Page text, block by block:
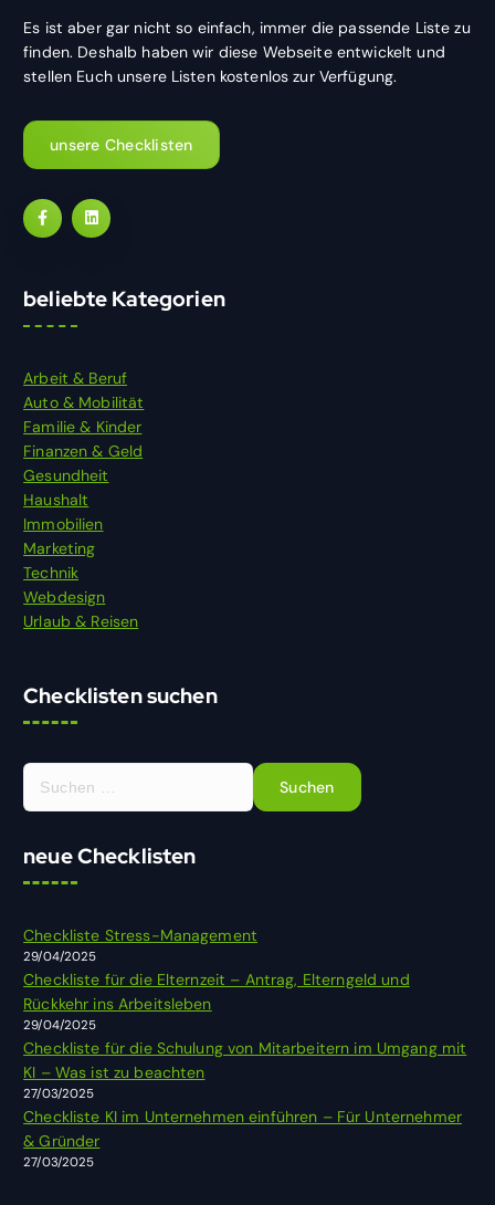
Es ist aber gar nicht so einfach, immer die passende Liste zu
finden. Deshalb haben wir diese Webseite entwickelt und
stellen Euch unsere Listen kostenlos zur Verfügung.
unsere Checklisten
beliebte Kategorien
Arbeit & Beruf
Auto & Mobilität
Familie & Kinder
Finanzen & Geld
Gesundheit
Haushalt
Immobilien
Marketing
Technik
Webdesign
Urlaub & Reisen
Checklisten suchen
S
a
h
:
neue Checklisten
Checkliste Stress-Management
29/04/2025
Checkliste für die Elternzeit – Antrag, Elterngeld und
Rückkehr ins Arbeitsleben
29/04/2025
Checkliste für die Schulung von Mitarbeitern im Umgang mit
KI – Was ist zu beachten
27/03/2025
Checkliste KI im Unternehmen einführen – Für Unternehmer
& Gründer
27/03/2025